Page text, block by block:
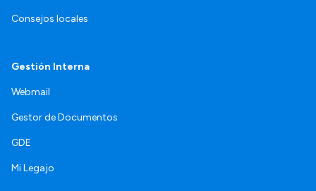
Consejos locales
Gestión Interna
Webmail
Gestor de Documentos
GDE
Mi Legajo